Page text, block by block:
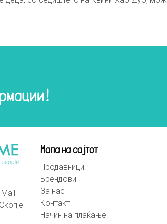
Мапа на сајтот
Продавници
Брендови
За нас
Контакт
Начин на плаќање